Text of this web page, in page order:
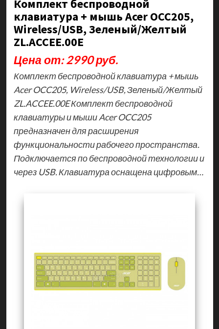
Комплект беспроводной
клавиатура + мышь Acer OCC205,
Wireless/USB, Зеленый/Желтый
ZL.ACCEE.00E
Цена от: 2990 руб.
Комплект беспроводной клавиатура + мышь
Acer OCC205, Wireless/USB, Зеленый/Желтый
ZL.ACCEE.00E Комплект беспроводной
клавиатуры и мыши Acer OCC205
предназначен для расширения
функциональности рабочего пространства.
Подключается по беспроводной технологии и
через USB. Клавиатура оснащена цифровым…